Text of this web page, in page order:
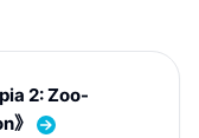
2: Zoo-
》